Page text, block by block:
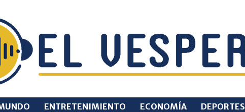
ENTRETENIMIENTO ECONOMÍA DEPORTES